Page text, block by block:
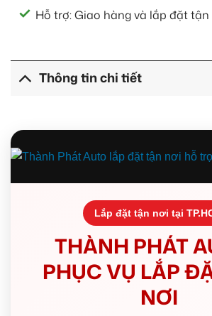
Hỗ trợ: Giao hàng và lắp đặt tận
Thông tin chi tiết
Lắp đặt tận nơi tại
THÀNH PHÁT
PHỤC VỤ LẮP
NƠI